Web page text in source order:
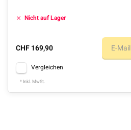
Nicht auf Lager
CHF 169,90 E-Mail
Vergleichen
* Inkl. MwSt.